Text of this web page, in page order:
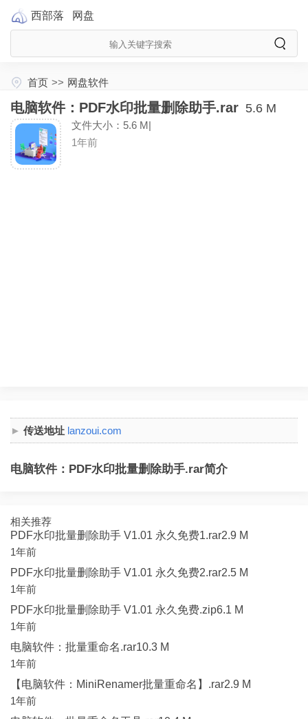
西部落 网盘
首页 >> 网盘软件
电脑软件：PDF水印批量删除助手.rar 5.6 M
文件大小：5.6 M|
1年前
传送地址 lanzoui.com
电脑软件：PDF水印批量删除助手.rar简介
相关推荐
PDF水印批量删除助手 V1.01 永久免费1.rar2.9 M
1年前
PDF水印批量删除助手 V1.01 永久免费2.rar2.5 M
1年前
PDF水印批量删除助手 V1.01 永久免费.zip6.1 M
1年前
电脑软件：批量重命名.rar10.3 M
1年前
【电脑软件：MiniRenamer批量重命名】.rar2.9 M
1年前